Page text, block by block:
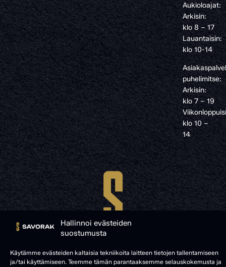
Hallinnoi evästeiden
suostumusta
Käytämme evästeiden kaltaisia tekniikoita laitteen tietojen tallentamiseen
ja/tai käyttämiseen. Teemme tämän parantaaksemme selauskokemusta ja
Aukioloajat:
Arkisin:
klo 8 – 17
Lauantaisin:
klo 10-14
puhelimitse:
Arkisin:
klo 7 – 19
klo 10 –
14